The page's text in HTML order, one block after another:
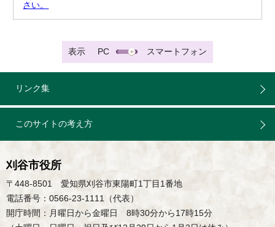
さい。
表示 PC スマートフォン
リンク集
このサイトの考え方
刈谷市役所
〒448-8501 愛知県刈谷市東陽町1丁目1番地
電話番号：0566-23-1111（代表）
開庁時間：月曜日から金曜日 8時30分から17時15分